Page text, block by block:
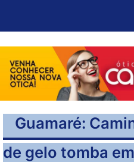
Guamaré:
de gelo tomba